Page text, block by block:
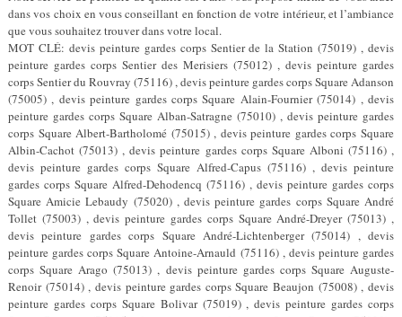
dans vos choix en vous conseillant en fonction de votre intérieur, et l’ambiance
que vous souhaitez trouver dans votre local.
MOT CLÉ: devis peinture gardes corps Sentier de la Station (75019) , devis
peinture gardes corps Sentier des Merisiers (75012) , devis peinture gardes
corps Sentier du Rouvray (75116) , devis peinture gardes corps Square Adanson
(75005) , devis peinture gardes corps Square Alain-Fournier (75014) , devis
peinture gardes corps Square Alban-Satragne (75010) , devis peinture gardes
corps Square Albert-Bartholomé (75015) , devis peinture gardes corps Square
Albin-Cachot (75013) , devis peinture gardes corps Square Alboni (75116) ,
devis peinture gardes corps Square Alfred-Capus (75116) , devis peinture
gardes corps Square Alfred-Dehodencq (75116) , devis peinture gardes corps
Square Amicie Lebaudy (75020) , devis peinture gardes corps Square André
Tollet (75003) , devis peinture gardes corps Square André-Dreyer (75013) ,
devis peinture gardes corps Square André-Lichtenberger (75014) , devis
peinture gardes corps Square Antoine-Arnauld (75116) , devis peinture gardes
corps Square Arago (75013) , devis peinture gardes corps Square Auguste-
Renoir (75014) , devis peinture gardes corps Square Beaujon (75008) , devis
peinture gardes corps Square Bolivar (75019) , devis peinture gardes corps